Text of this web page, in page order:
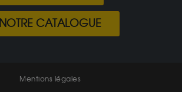
NOTRE CATALOGUE
Mentions légales